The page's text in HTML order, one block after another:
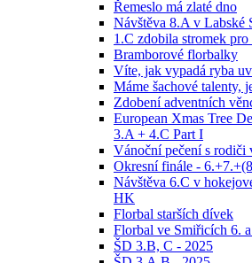
Řemeslo má zlaté dno
Návštěva 8.A v Labské
1.C zdobila stromek
Bramborové florbalky
Víte, jak vypadá ryba
Máme šachové talenty,
Zdobení adventních
European Xmas Tree
3.A + 4.C Part I
Vánoční pečení s rodiči
Okresní finále -
Návštěva 6.C v
HK
Florbal starších dívek
Florbal ve Smiřicích 6.
ŠD 3.B, C - 2025